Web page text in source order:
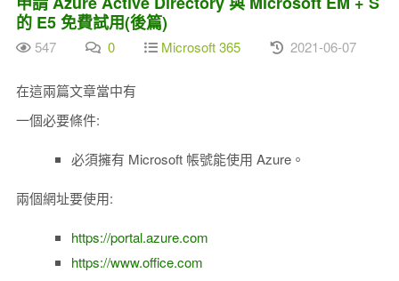
的 E5 免費試用(後篇)
547 0 Microsoft 365 2021-06-07
在這兩篇文章當中有
一個必要條件:
必須擁有 Microsoft 帳號能使用 Azure。
兩個網址要使用:
https://portal.azure.com
https://www.office.com